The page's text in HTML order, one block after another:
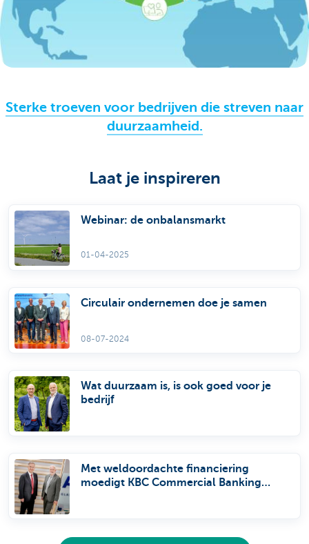
Sterke troeven voor bedrijven die streven naar
duurzaamheid.
Laat je inspireren
Webinar: de onbalansmarkt
01-04-2025
Circulair ondernemen doe je samen
08-07-2024
Wat duurzaam is, is ook goed voor je
bedrijf
Met weldoordachte financiering
moedigt KBC Commercial Banking